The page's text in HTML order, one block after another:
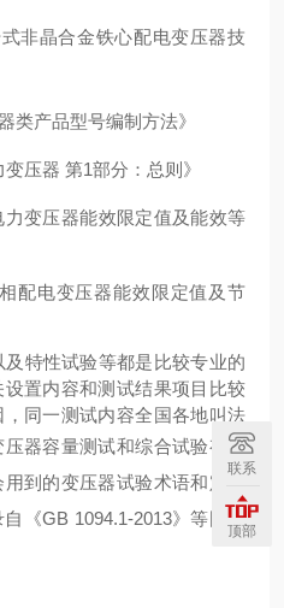
式非晶合金铁心配电变压器技
类产品型号编制方法》
压器 第1部分：总则》
力变压器能效限定值及能效等
配电变压器能效限定值及节
特性试验等都是比较专业的
置内容和测试结果项目比较
同一测试内容全国各地叫法
器容量测试和综合试验有一
到的变压器试验术语和定义
自《GB 1094.1-2013》等国家
联系
顶部